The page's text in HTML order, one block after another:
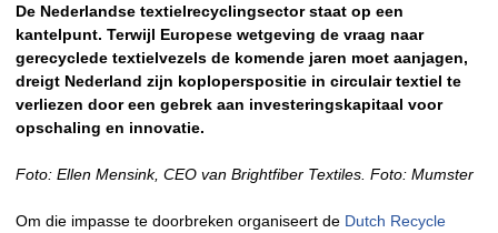
De Nederlandse textielrecyclingsector staat op een
kantelpunt. Terwijl Europese wetgeving de vraag naar
gerecyclede textielvezels de komende jaren moet aanjagen,
dreigt Nederland zijn koploperspositie in circulair textiel te
verliezen door een gebrek aan investeringskapitaal voor
opschaling en innovatie.
Foto: Ellen Mensink, CEO van Brightfiber Textiles. Foto: Mumster
Om die impasse te doorbreken organiseert de Dutch Recycle